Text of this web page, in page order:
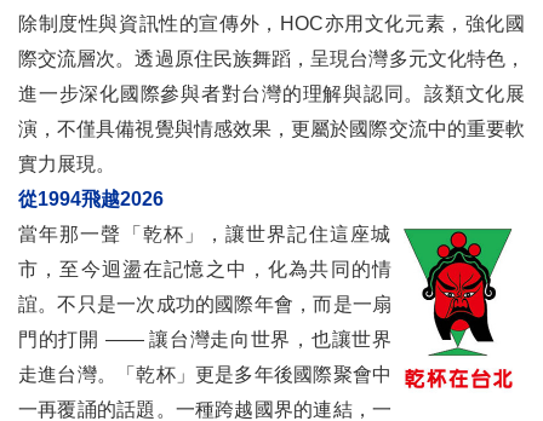
除制度性與資訊性的宣傳外，HOC亦用文化元素，強化國
際交流層次。透過原住民族舞蹈，呈現台灣多元文化特色，
進一步深化國際參與者對台灣的理解與認同。該類文化展
演，不僅具備視覺與情感效果，更屬於國際交流中的重要軟
實力展現。
從1994飛越2026
當年那一聲「乾杯」，讓世界記住這座城
市，至今迴盪在記憶之中，化為共同的情
誼。不只是一次成功的國際年會，而是一扇
門的打開 ―― 讓台灣走向世界，也讓世界
走進台灣。「乾杯」更是多年後國際聚會中
一再覆誦的話題。一種跨越國界的連結，一